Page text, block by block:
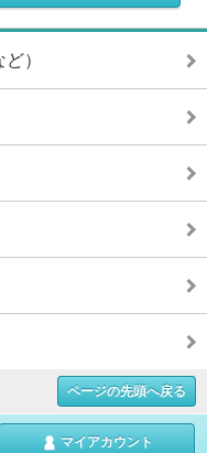
）
ページの先頭へ戻る
マイアカウント